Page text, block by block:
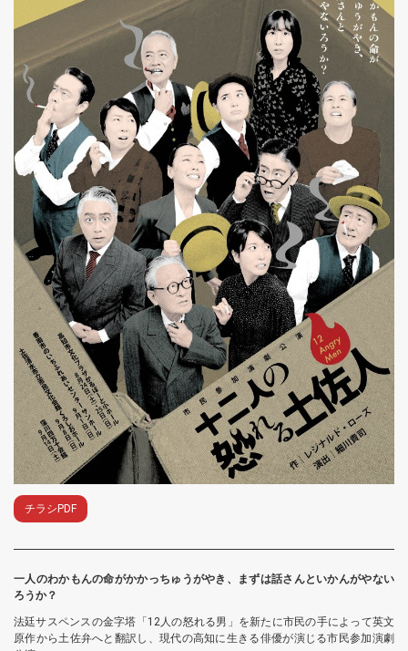
チラシPDF
一人のわかもんの命がかかっちゅうがやき、まずは話さんといかんがやない
ろうか？
法廷サスペンスの金字塔「12人の怒れる男」を新たに市民の手によって英文
原作から土佐弁へと翻訳し、現代の高知に生きる俳優が演じる市民参加演劇